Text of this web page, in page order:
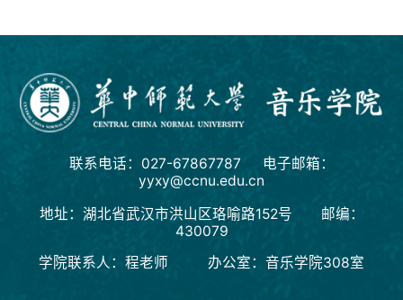
联系电话：027-67867787 电子邮箱：
yyxy@ccnu.edu.cn
地址：湖北省武汉市洪山区珞喻路152号 邮编：
430079
学院联系人：程老师 办公室：音乐学院308室